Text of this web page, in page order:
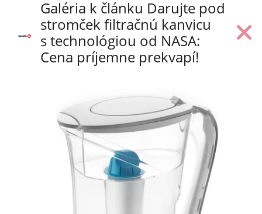
Galéria k článku Darujte pod
stromček filtračnú kanvicu
s technológiou od NASA:
Cena príjemne prekvapí!